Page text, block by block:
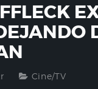
Cine/TV